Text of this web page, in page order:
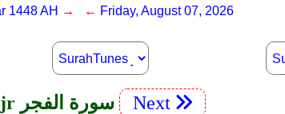
1448 AH → ← Friday, August 07, 2026
89. Surah Al-Fajr سورة الفجر Next